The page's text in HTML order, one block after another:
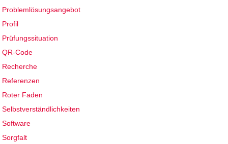
Problemlösungsangebot
Profil
Prüfungssituation
QR-Code
Recherche
Referenzen
Roter Faden
Selbstverständlichkeiten
Software
Sorgfalt